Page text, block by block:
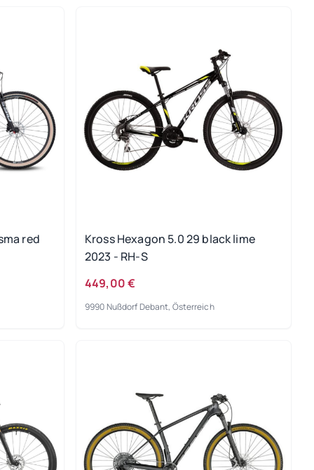
red
Kross Hexagon 5.0 29 black lime
2023 - RH-S
449,00 €
9990 Nußdorf Debant, Österreich